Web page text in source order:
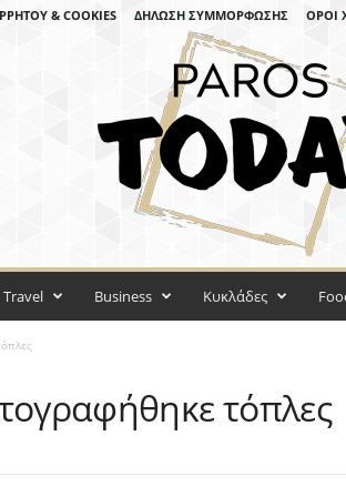
& COOKIES ΔΉΛΩΣΗ ΣΥΜΜΌΡΦΩΣΗΣ ΌΡΟΙ
Travel Business Κυκλάδες
τόπλες